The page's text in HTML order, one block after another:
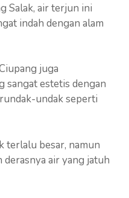
Salak, air terjun ini
indah dengan alam
juga
sangat estetis dengan
undak seperti
terlalu besar, namun
derasnya air yang jatuh